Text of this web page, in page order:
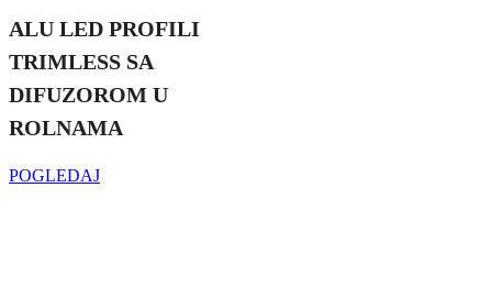
ALU LED PROFILI
TRIMLESS SA
DIFUZOROM U
ROLNAMA
POGLEDAJ